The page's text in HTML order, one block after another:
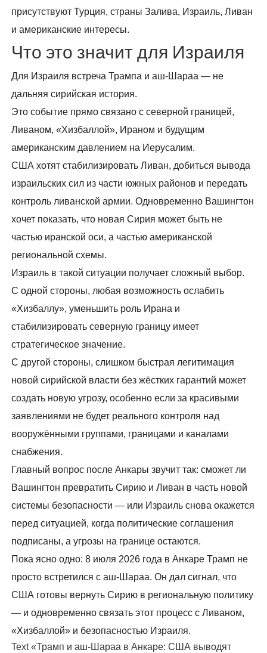
присутствуют Турция, страны Залива, Израиль, Ливан
и американские интересы.
Что это значит для Израиля
Для Израиля встреча Трампа и аш-Шараа — не
дальняя сирийская история.
Это событие прямо связано с северной границей,
Ливаном, «Хизбаллой», Ираном и будущим
американским давлением на Иерусалим.
США хотят стабилизировать Ливан, добиться вывода
израильских сил из части южных районов и передать
контроль ливанской армии. Одновременно Вашингтон
хочет показать, что новая Сирия может быть не
частью иранской оси, а частью американской
региональной схемы.
Израиль в такой ситуации получает сложный выбор.
С одной стороны, любая возможность ослабить
«Хизбаллу», уменьшить роль Ирана и
стабилизировать северную границу имеет
стратегическое значение.
С другой стороны, слишком быстрая легитимация
новой сирийской власти без жёстких гарантий может
создать новую угрозу, особенно если за красивыми
заявлениями не будет реального контроля над
вооружёнными группами, границами и каналами
снабжения.
Главный вопрос после Анкары звучит так: сможет ли
Вашингтон превратить Сирию и Ливан в часть новой
системы безопасности — или Израиль снова окажется
перед ситуацией, когда политические соглашения
подписаны, а угрозы на границе остаются.
Пока ясно одно: 8 июля 2026 года в Анкаре Трамп не
просто встретился с аш-Шараа. Он дал сигнал, что
США готовы вернуть Сирию в региональную политику
— и одновременно связать этот процесс с Ливаном,
«Хизбаллой» и безопасностью Израиля.
Text «Трамп и аш-Шараа в Анкаре: США выводят